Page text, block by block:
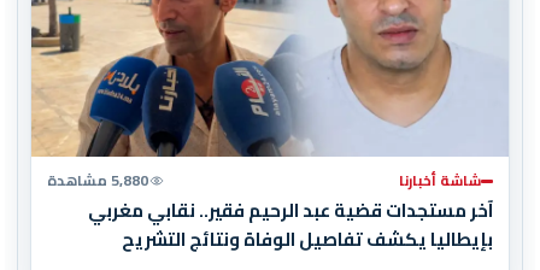
شاشة أخبارنا 5,880 مشاهدة
آخر مستجدات قضية عبد الرحيم فقير.. نقابي مغربي
بإيطاليا يكشف تفاصيل الوفاة ونتائج التشريح